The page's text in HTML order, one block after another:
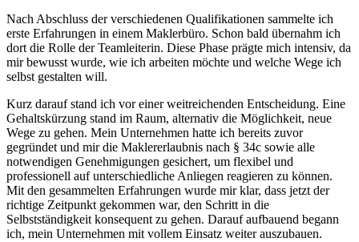
Nach Abschluss der verschiedenen Qualifikationen sammelte ich
erste Erfahrungen in einem Maklerbüro. Schon bald übernahm ich
dort die Rolle der Teamleiterin. Diese Phase prägte mich intensiv, da
mir bewusst wurde, wie ich arbeiten möchte und welche Wege ich
selbst gestalten will.
Kurz darauf stand ich vor einer weitreichenden Entscheidung. Eine
Gehaltskürzung stand im Raum, alternativ die Möglichkeit, neue
Wege zu gehen. Mein Unternehmen hatte ich bereits zuvor
gegründet und mir die Maklererlaubnis nach § 34c sowie alle
notwendigen Genehmigungen gesichert, um flexibel und
professionell auf unterschiedliche Anliegen reagieren zu können.
Mit den gesammelten Erfahrungen wurde mir klar, dass jetzt der
richtige Zeitpunkt gekommen war, den Schritt in die
Selbstständigkeit konsequent zu gehen. Darauf aufbauend begann
ich, mein Unternehmen mit vollem Einsatz weiter auszubauen.